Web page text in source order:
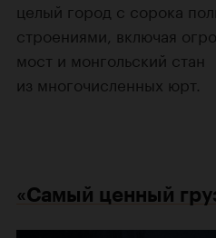
целый город с сорока
строениями, включая
мост и монгольский стан
из многочисленных юрт.
«Самый ценный